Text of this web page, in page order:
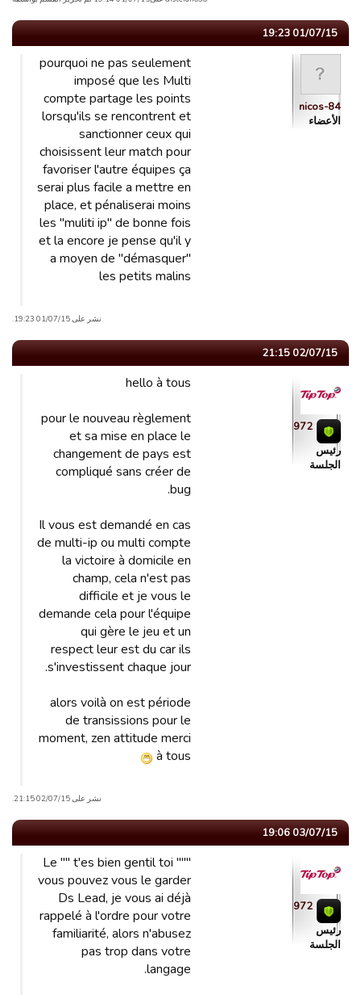
01/07/15 19:23
nicos-84
الأعضاء
pourquoi ne pas seulement
imposé que les Multi
compte partage les points
lorsqu'ils se rencontrent et
sanctionner ceux qui
choisissent leur match pour
favoriser l'autre équipes ça
serai plus facile a mettre en
place, et pénaliserai moins
les "muliti ip" de bonne fois
et la encore je pense qu'il y
a moyen de "démasquer"
les petits malins
نشر على 01/07/15 19:23.
02/07/15 21:15
tiptop972
رئیس
الجلسة
hello à tous
pour le nouveau règlement
et sa mise en place le
changement de pays est
compliqué sans créer de
bug.
Il vous est demandé en cas
de multi-ip ou multi compte
la victoire à domicile en
champ, cela n'est pas
difficile et je vous le
demande cela pour l'équipe
qui gère le jeu et un
respect leur est du car ils
s'investissent chaque jour.
alors voilà on est période
de transissions pour le
moment, zen attitude merci
à tous
نشر على 02/07/15 21:15.
03/07/15 19:06
tiptop972
رئیس
الجلسة
Le "" t'es bien gentil toi """
vous pouvez vous le garder
Ds Lead, je vous ai déjà
rappelé à l'ordre pour votre
familiarité, alors n'abusez
pas trop dans votre
langage.